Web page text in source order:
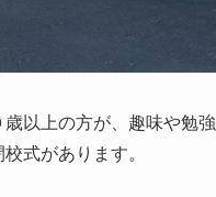
以上の方が、趣味や勉
式があります。